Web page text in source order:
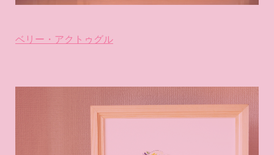
ベリー・アクトゥグル